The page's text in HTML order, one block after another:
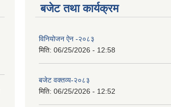
बजेट तथा कार्यक्रम
विनियोजन ऐन -२०८३
मिति: 06/25/2026 - 12:58
बजेट वक्तव्य-२०८३
मिति: 06/25/2026 - 12:52